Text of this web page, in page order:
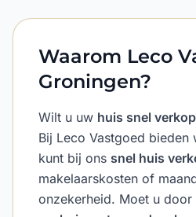
Waarom Leco
Groningen?
Wilt u uw huis snel
Bij Leco Vastgoed bieden
kunt bij ons snel huis
makelaarskosten of
onzekerheid. Moet u door